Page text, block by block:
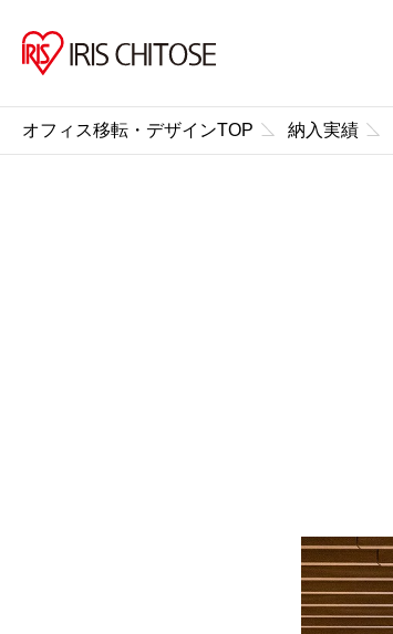
オフィス移転・デザインTOP 納入実績